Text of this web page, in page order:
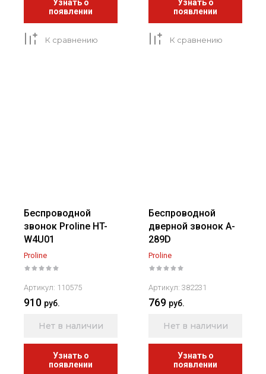
Узнать о
появлении
К сравнению
Узнать о
появлении
К сравнению
Беспроводной
звонок Proline HT-
W4U01
Proline
Артикул: 110575
910 руб.
Нет в наличии
Узнать о
появлении
Беспроводной
дверной звонок A-
289D
Proline
Артикул: 382231
769 руб.
Нет в наличии
Узнать о
появлении